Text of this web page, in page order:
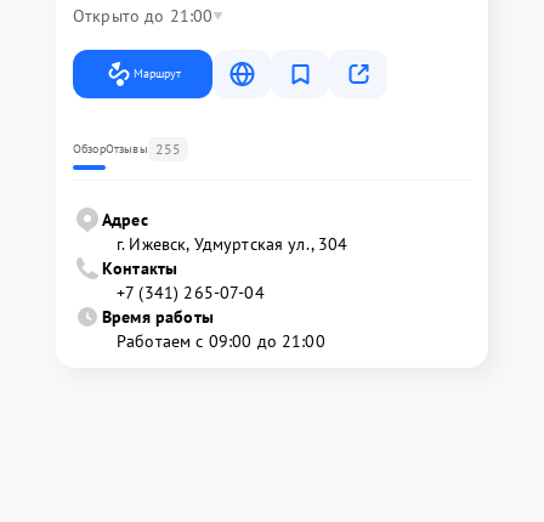
Открыто до 21:00
Маршрут
ОбзорОтзывы 255
Адрес
г. Ижевск, Удмуртская ул., 304
Контакты
+7 (341) 265-07-04
Время работы
Работаем с 09:00 до 21:00